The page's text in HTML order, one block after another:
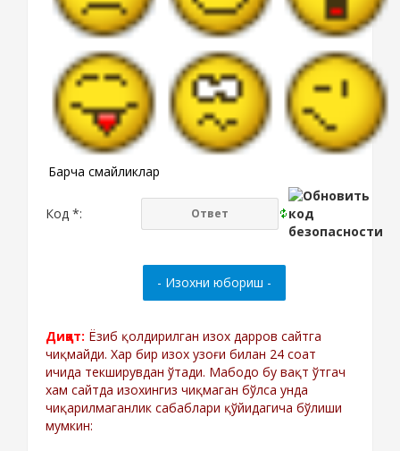
Барча смайликлар
Код *:
Диққат: Ёзиб қолдирилган изох дарров сайтга
чиқмайди. Хар бир изох узоғи билан 24 соат
ичида текширувдан ўтади. Мабодо бу вақт ўтгач
хам сайтда изохингиз чиқмаган бўлса унда
чиқарилмаганлик сабаблари қўйидагича бўлиши
мумкин: